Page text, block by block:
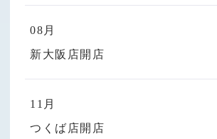
08月
新大阪店開店
11月
つくば店開店